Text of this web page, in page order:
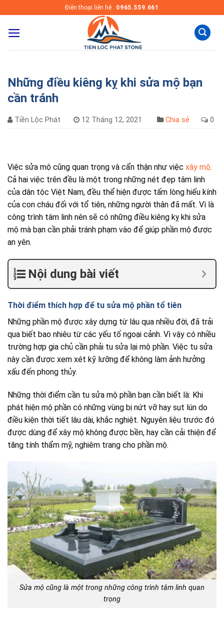
to
content
Điện thoại liên hệ : 0965.559.661
Những điều kiêng kỵ khi sửa mộ bạn
cần tránh
Tiền Lộc Phát 12 Tháng 12, 2021 Chia sẻ 0
Việc sửa mộ cũng quan trọng và cẩn thận như việc xây mộ.
Cả hai việc trên đều là một trong những nét đẹp tâm linh
của dân tộc Việt Nam, đều thể hiện được tấm lòng hiếu kính
của con cháu đối với tổ tiên, những người thân đã mất. Vì là
công trình tâm linh nên sẽ có những điều kiêng kỵ khi sửa
mộ mà bạn cần phải tránh phạm vào để giúp phần mộ được
an yên.
Nội dung bài viết
Thời điểm thích hợp để tu sửa mộ phần tổ tiên
Những phần mộ được xây dựng từ lâu qua nhiều đời, đã trải
qua biết bao nhiêu từ các yếu tố ngoại cảnh. Vì vậy có nhiều
trường hợp gia chủ cần phải tu sửa lại mộ phần. Việc tu sửa
này cần được xem xét kỹ lưỡng để không làm ảnh hưởng
xấu đến phong thủy.
Những thời điểm cần tu sửa mộ phần bạn cần biết là: Khi
phát hiện mộ phần có những vùng bị nứt vỡ hay sụt lún do
điều kiện thời tiết lâu dài, khắc nghiệt. Nguyên liệu trước đó
được dùng để xây mộ không được bền, hay cần cải thiện để
tăng tính thẩm mỹ, nghiêm trang cho phần mộ.
Sửa mộ cũng là một trong những công trình tâm linh quan
trọng